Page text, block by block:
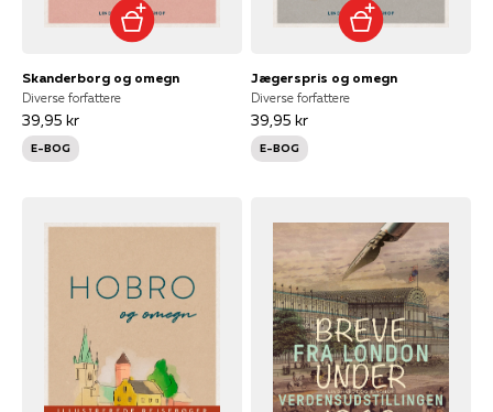
Skanderborg og omegn
Diverse forfattere
39,95 kr
E-BOG
Jægerspris og omegn
Diverse forfattere
39,95 kr
E-BOG